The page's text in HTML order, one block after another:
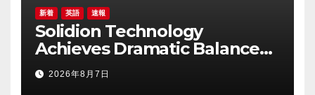
新着 英語 速報
Solidion Technology
Achieves Dramatic Balance
Sheet Improvement,
Increased Revenues
2026年8月7日